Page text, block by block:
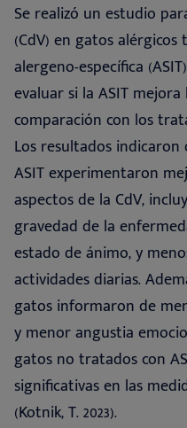
Se realizó un estudio
(CdV) en gatos
alergeno-específica
evaluar si la ASIT
comparación con los
Los resultados
ASIT experimentaron
aspectos de la CdV,
gravedad de la
estado de ánimo, y
actividades diarias.
gatos informaron de
y menor angustia
gatos no tratados con
significativas en las
(Kotnik, T. 2023).